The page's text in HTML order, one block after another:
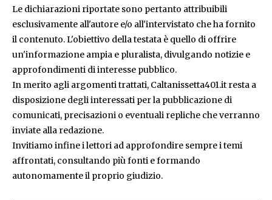
Le dichiarazioni riportate sono pertanto attribuibili
esclusivamente all'autore e/o all'intervistato che ha fornito
il contenuto. L'obiettivo della testata è quello di offrire
un'informazione ampia e pluralista, divulgando notizie e
approfondimenti di interesse pubblico.
In merito agli argomenti trattati, Caltanissetta401.it resta a
disposizione degli interessati per la pubblicazione di
comunicati, precisazioni o eventuali repliche che verranno
inviate alla redazione.
Invitiamo infine i lettori ad approfondire sempre i temi
affrontati, consultando più fonti e formando
autonomamente il proprio giudizio.